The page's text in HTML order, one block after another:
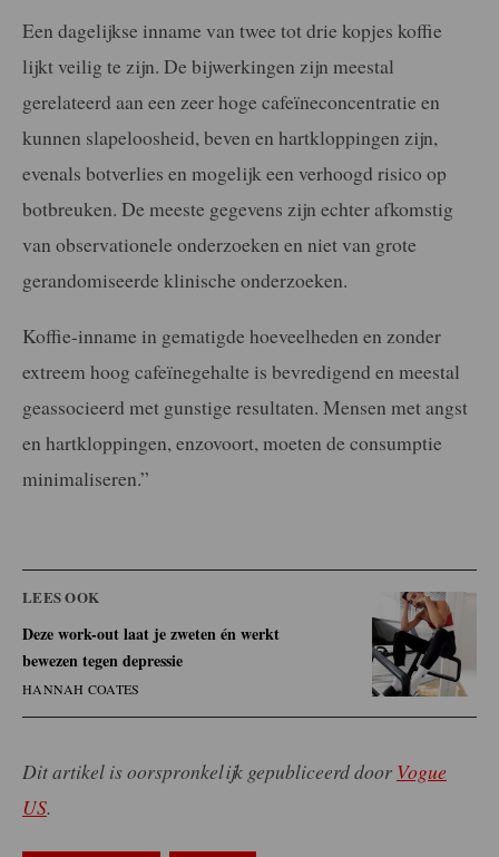
Een dagelijkse inname van twee tot drie kopjes koffie
lijkt veilig te zijn. De bijwerkingen zijn meestal
gerelateerd aan een zeer hoge cafeïneconcentratie en
kunnen slapeloosheid, beven en hartkloppingen zijn,
evenals botverlies en mogelijk een verhoogd risico op
botbreuken. De meeste gegevens zijn echter afkomstig
van observationele onderzoeken en niet van grote
gerandomiseerde klinische onderzoeken.
Koffie-inname in gematigde hoeveelheden en zonder
extreem hoog cafeïnegehalte is bevredigend en meestal
geassocieerd met gunstige resultaten. Mensen met angst
en hartkloppingen, enzovoort, moeten de consumptie
minimaliseren.”
LEES OOK
Deze work-out laat je zweten én werkt
bewezen tegen depressie
HANNAH COATES
Dit artikel is oorspronkelijk gepubliceerd door Vogue
US.